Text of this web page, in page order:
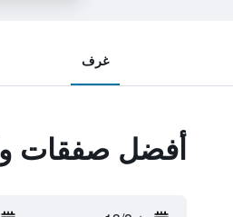
غرف
أفضل صفقات